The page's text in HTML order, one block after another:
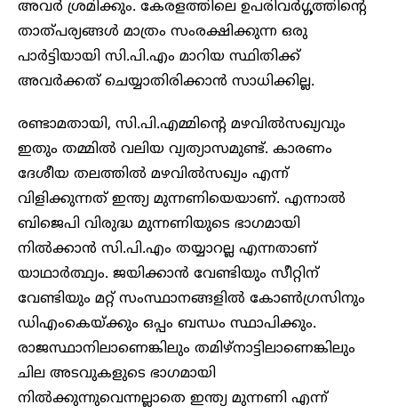
അവർ ശ്രമിക്കും. കേരളത്തിലെ ഉപരിവർഗ്ഗത്തിന്റെ
താത്പര്യങ്ങൾ മാത്രം സംരക്ഷിക്കുന്ന ഒരു
പാർട്ടിയായി സി.പി.എം മാറിയ സ്ഥിതിക്ക്
അവർക്കത് ചെയ്യാതിരിക്കാൻ സാധിക്കില്ല.
രണ്ടാമതായി, സി.പി.എമ്മിന്റെ മഴവിൽസഖ്യവും
ഇതും തമ്മിൽ വലിയ വ്യത്യാസമുണ്ട്. കാരണം
ദേശീയ തലത്തിൽ മഴവിൽസഖ്യം എന്ന്
വിളിക്കുന്നത് ഇന്ത്യ മുന്നണിയെയാണ്. എന്നാൽ
ബിജെപി വിരുദ്ധ മുന്നണിയുടെ ഭാഗമായി
നിൽക്കാൻ സി.പി.എം തയ്യാറല്ല എന്നതാണ്
യാഥാർത്ഥ്യം. ജയിക്കാൻ വേണ്ടിയും സീറ്റിന്
വേണ്ടിയും മറ്റ് സംസ്ഥാനങ്ങളിൽ കോൺഗ്രസിനും
ഡിഎംകെയ്ക്കും ഒപ്പം ബന്ധം സ്ഥാപിക്കും.
രാജസ്ഥാനിലാണെങ്കിലും തമിഴ്നാട്ടിലാണെങ്കിലും
ചില അടവുകളുടെ ഭാഗമായി
നിൽക്കുന്നുവെന്നല്ലാതെ ഇന്ത്യ മുന്നണി എന്ന്